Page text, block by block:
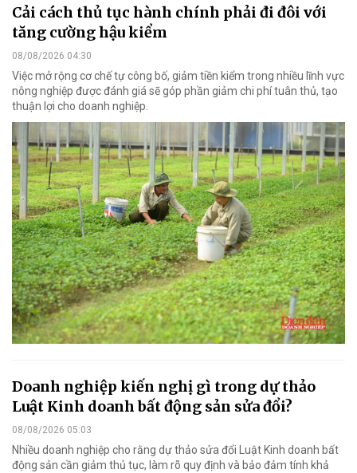
Cải cách thủ tục hành chính phải đi đôi với
tăng cường hậu kiểm
08/08/2026 04:30
Việc mở rộng cơ chế tự công bố, giảm tiền kiểm trong nhiều lĩnh vực
nông nghiệp được đánh giá sẽ góp phần giảm chi phí tuân thủ, tạo
thuận lợi cho doanh nghiệp.
Doanh nghiệp kiến nghị gì trong dự thảo
Luật Kinh doanh bất động sản sửa đổi?
08/08/2026 05:03
Nhiều doanh nghiệp cho rằng dự thảo sửa đổi Luật Kinh doanh bất
động sản cần giảm thủ tục, làm rõ quy định và bảo đảm tính khả